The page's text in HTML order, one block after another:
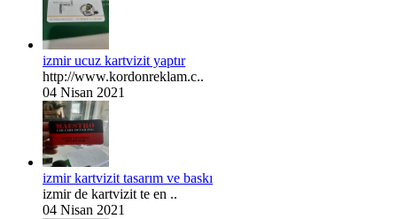
izmir ucuz kartvizit yaptır
http://www.kordonreklam.c..
04 Nisan 2021
izmir kartvizit tasarım ve baskı
izmir de kartvizit te en ..
04 Nisan 2021